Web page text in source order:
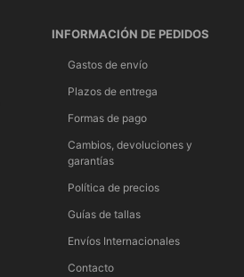
INFORMACIÓN DE PEDIDOS
Gastos de envío
Plazos de entrega
Formas de pago
Cambios, devoluciones y
garantías
Política de precios
Guías de tallas
Envíos Internacionales
Contacto